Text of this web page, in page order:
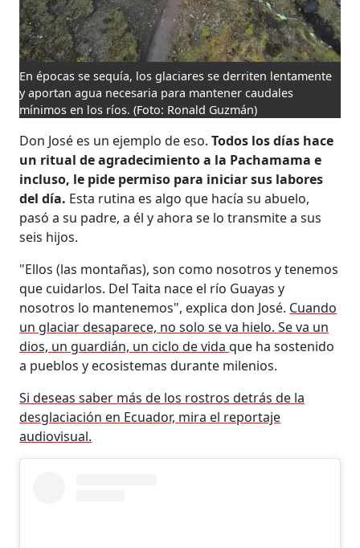
En épocas se sequía, los glaciares se derriten lentamente
y aportan agua necesaria para mantener caudales
mínimos en los ríos. (Foto: Ronald Guzmán)
Don José es un ejemplo de eso.Todos los días hace
un ritual de agradecimiento a la Pachamama e
incluso, le pide permiso para iniciar sus labores
del día. Esta rutina es algo que hacía su abuelo,
pasó a su padre, a él y ahora se lo transmite a sus
seis hijos.
"Ellos (las montañas), son como nosotros y tenemos
que cuidarlos. Del Taita nace el río Guayas y
nosotros lo mantenemos", explica don José. Cuando
un glaciar desaparece, no solo se va hielo. Se va un
dios, un guardián, un ciclo de vidaque ha sostenido
a pueblos y ecosistemas durante milenios.
Si deseas saber más de los rostros detrás de la
desglaciación en Ecuador, mira el reportaje
audiovisual.